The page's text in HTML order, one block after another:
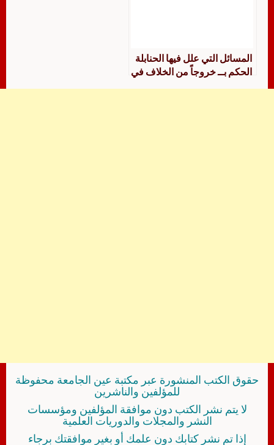
المسائل التي علل فيها الحنابلة
الحكم بــ خروجاً من الخلاف في
حقوق الكتب المنشورة عبر مكتبة عين الجامعة محفوظة
للمؤلفين والناشرين
لا يتم نشر الكتب دون موافقة المؤلفين ومؤسسات
النشر والمجلات والدوريات العلمية
إذا تم نشر كتابك دون علمك أو بغير موافقتك برجاء